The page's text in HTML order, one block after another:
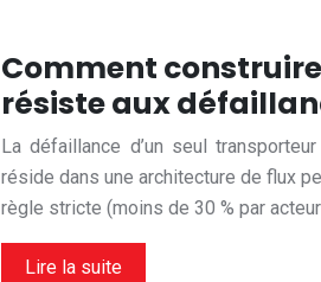
Comment
résiste aux
La défaillance d’un seul
réside dans une architecture de flux
règle stricte (moins de 30 % par
Lire la suite